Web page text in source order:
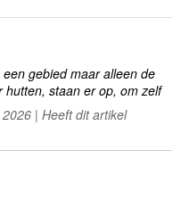
gebied maar alleen de
staan er op, om zelf
geschikt| Heeft dit artikel